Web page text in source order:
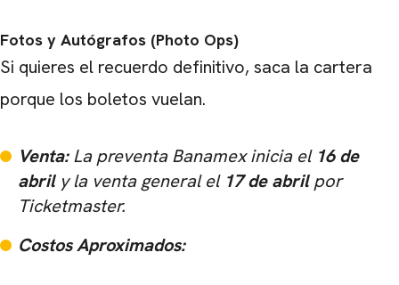
Fotos y Autógrafos (Photo Ops)
Si quieres el recuerdo definitivo, saca la cartera
porque los boletos vuelan.
Venta:La preventa Banamex inicia el 16 de
abrily la venta general el 17 de abrilpor
Ticketmaster.
Costos Aproximados: